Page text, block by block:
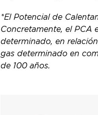
*El Potencial de
Concretamente, el PCA
determinado, en
gas determinado en
de 100 años.